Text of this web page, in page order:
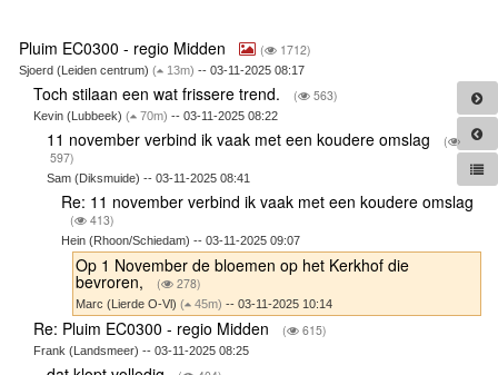
Pluim EC0300 - regio Midden ( 1712)
Sjoerd (Leiden centrum) ( 13m) -- 03-11-2025 08:17
Toch stilaan een wat frissere trend. ( 563)
Kevin (Lubbeek) ( 70m) -- 03-11-2025 08:22
11 november verbind ik vaak met een koudere omslag
(
597)
Sam (Diksmuide) -- 03-11-2025 08:41
Re: 11 november verbind ik vaak met een koudere omslag
( 413)
Hein (Rhoon/Schiedam) -- 03-11-2025 09:07
Op 1 November de bloemen op het Kerkhof die
bevroren, ( 278)
Marc (Lierde O-Vl)( 45m) -- 03-11-2025 10:14
Re: Pluim EC0300 - regio Midden ( 615)
Frank (Landsmeer) -- 03-11-2025 08:25